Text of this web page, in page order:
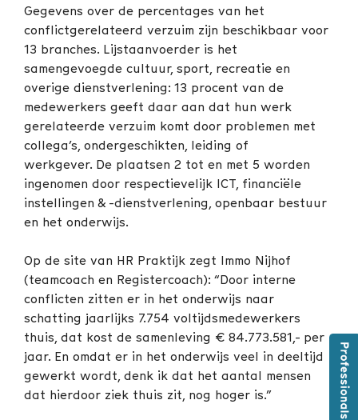
Gegevens over de percentages van het
conflictgerelateerd verzuim zijn beschikbaar voor
13 branches. Lijstaanvoerder is het
samengevoegde cultuur, sport, recreatie en
overige dienstverlening: 13 procent van de
medewerkers geeft daar aan dat hun werk
gerelateerde verzuim komt door problemen met
collega’s, ondergeschikten, leiding of
werkgever. De plaatsen 2 tot en met 5 worden
ingenomen door respectievelijk ICT, financiële
instellingen & -dienstverlening, openbaar bestuur
en het onderwijs.
Op de site van HR Praktijk zegt Immo Nijhof
(teamcoach en Registercoach): “Door interne
conflicten zitten er in het onderwijs naar
schatting jaarlijks 7.754 voltijdsmedewerkers
thuis, dat kost de samenleving € 84.773.581,- per
jaar. En omdat er in het onderwijs veel in deeltijd
gewerkt wordt, denk ik dat het aantal mensen
dat hierdoor ziek thuis zit, nog hoger is.”